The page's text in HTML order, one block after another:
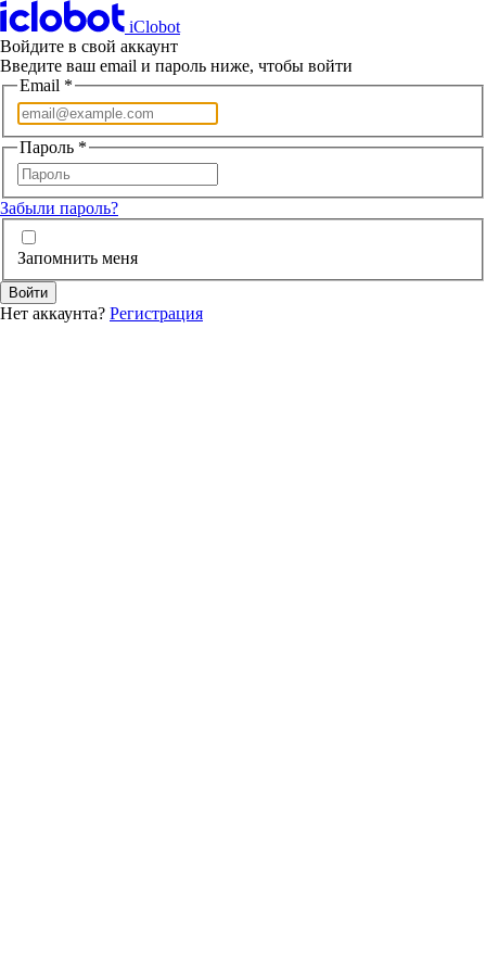
iClobot
Войдите в свой аккаунт
Введите ваш email и пароль ниже, чтобы войти
Email *
Пароль *
Забыли пароль?
Запомнить меня
Войти
Нет аккаунта? Регистрация